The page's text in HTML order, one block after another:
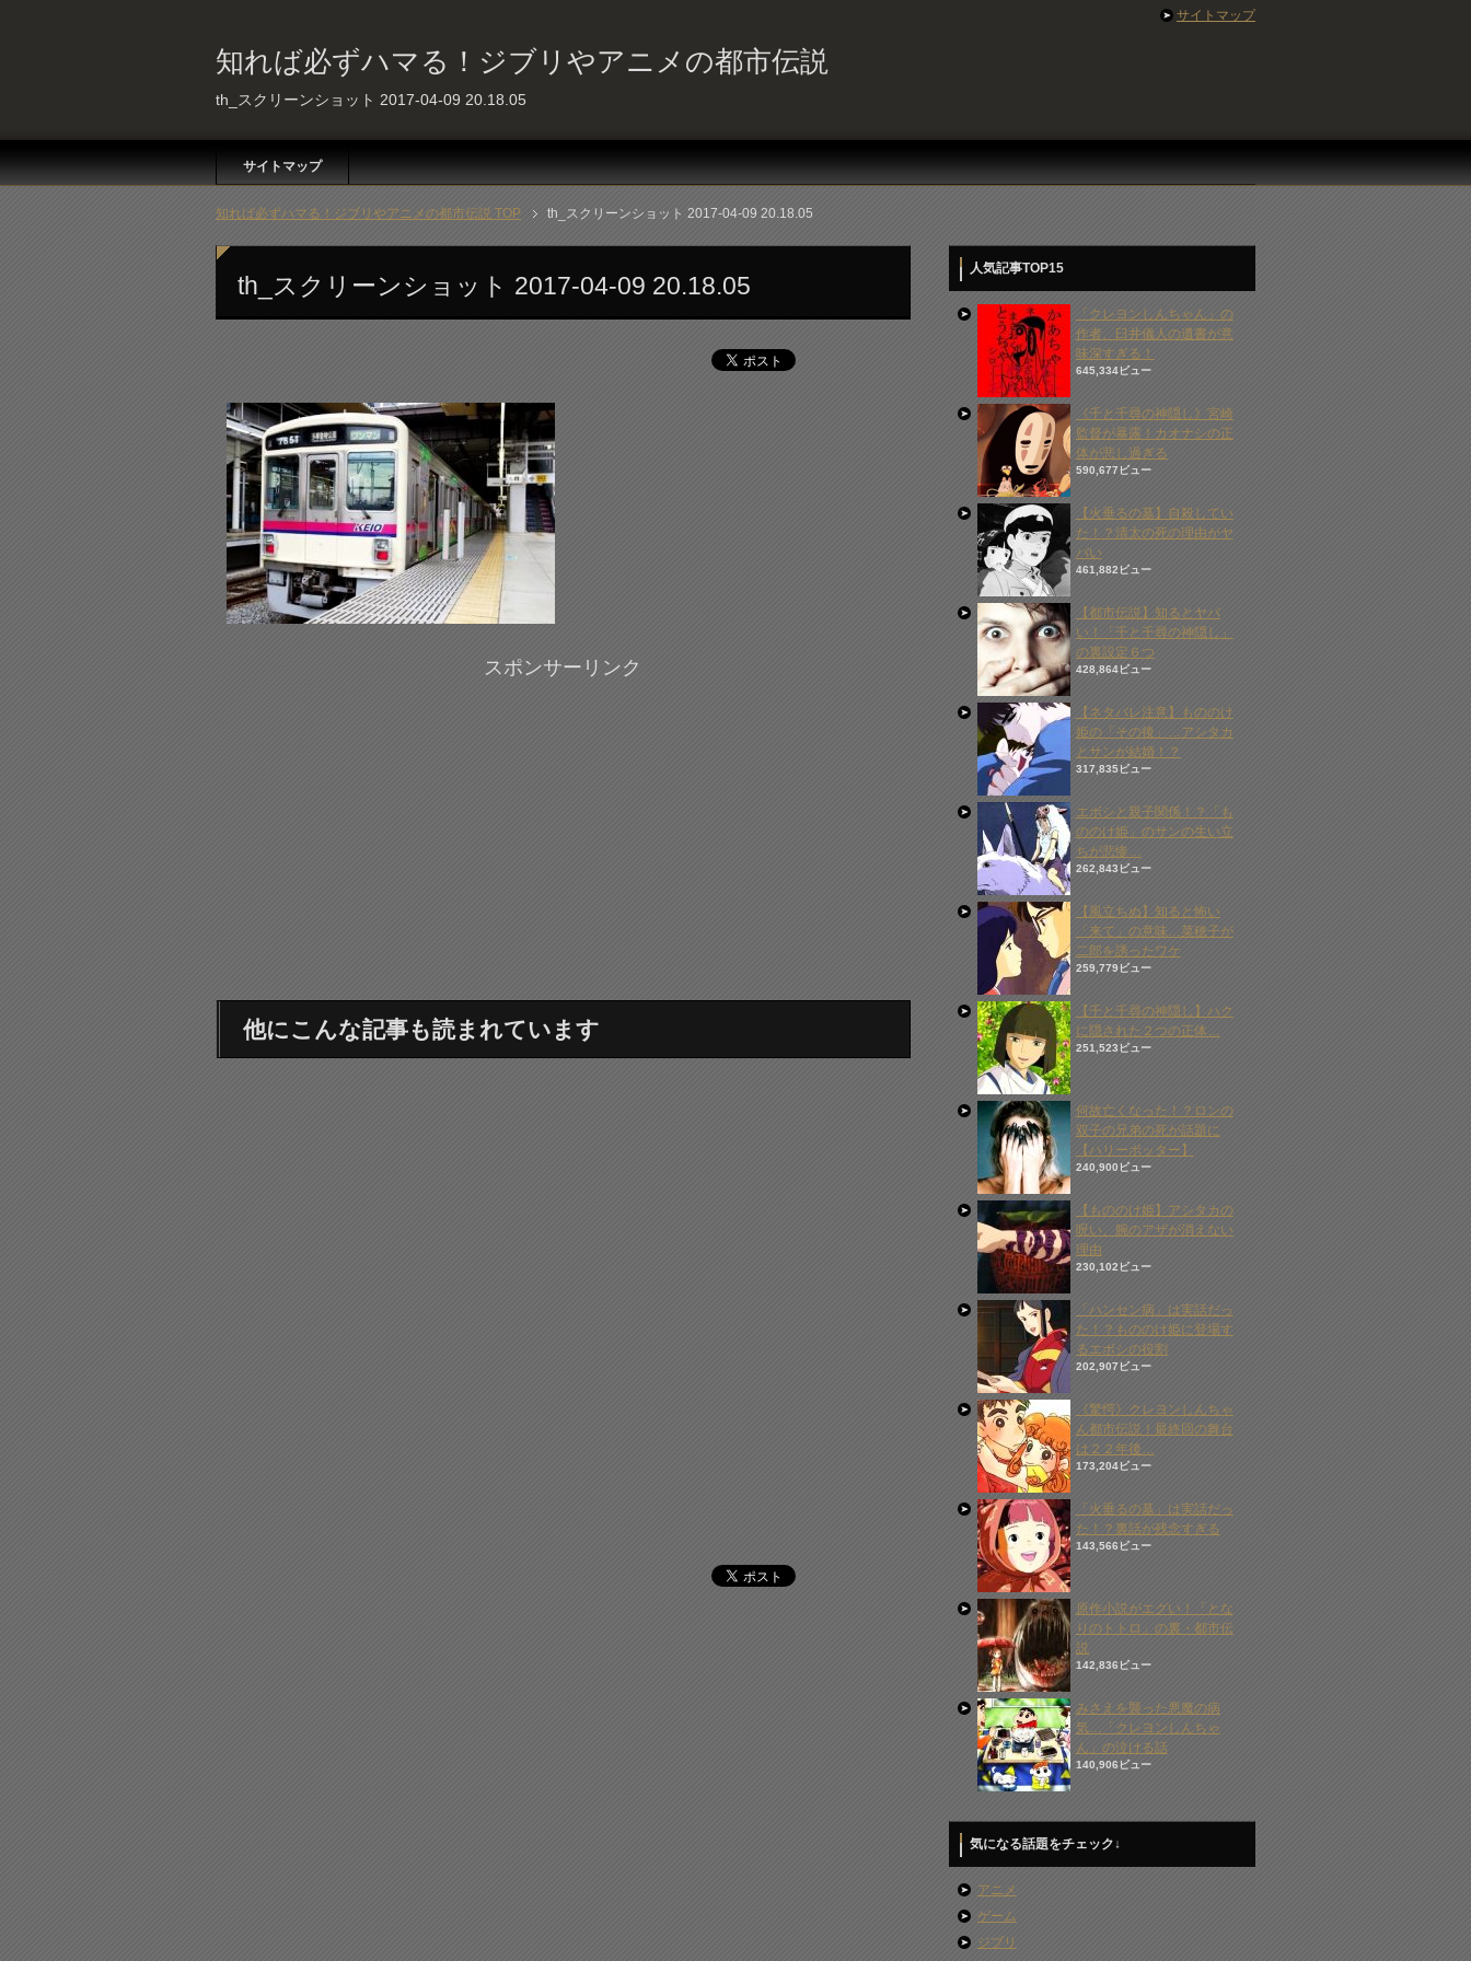
知れば必ずハマる！ジブリやアニメの都市伝説
th_スクリーンショット 2017-04-09 20.18.05
サイトマップ
知れば必ずハマる！ジブリやアニメの都市伝説 TOP th_スクリーンショット 2017-04-09 20.18.05
th_スクリーンショット 2017-04-09 20.18.05
スポンサーリンク
他にこんな記事も読まれています
人気記事TOP15
「クレヨンしんちゃん」の
作者、臼井儀人の遺書が意
味深すぎる！
645,334ビュー
《千と千尋の神隠し》宮崎
監督が暴露！カオナシの正
体が悲し過ぎる
590,677ビュー
【火垂るの墓】自殺してい
た！？清太の死の理由がヤ
バい
461,882ビュー
【都市伝説】知るとヤバ
い！「千と千尋の神隠し」
の裏設定６つ
428,864ビュー
【ネタバレ注意】もののけ
姫の「その後」…アシタカ
とサンが結婚！？
317,835ビュー
エボシと親子関係！？「も
ののけ姫」のサンの生い立
ちが悲惨…
262,843ビュー
【風立ちぬ】知ると怖い
「来て」の意味…菜穂子が
二郎を誘ったワケ
259,779ビュー
【千と千尋の神隠し】ハク
に隠された２つの正体…
251,523ビュー
何故亡くなった！？ロンの
双子の兄弟の死が話題に
【ハリーポッター】
240,900ビュー
【もののけ姫】アシタカの
呪い、腕のアザが消えない
理由
230,102ビュー
「ハンセン病」は実話だっ
た！？もののけ姫に登場す
るエボシの役割
202,907ビュー
《驚愕》クレヨンしんちゃ
ん都市伝説！最終回の舞台
は２２年後…
173,204ビュー
「火垂るの墓」は実話だっ
た！？裏話が残念すぎる
143,566ビュー
原作小説がエグい！「とな
りのトトロ」の裏・都市伝
説
142,836ビュー
みさえを襲った悪魔の病
気…「クレヨンしんちゃ
ん」の泣ける話
140,906ビュー
気になる話題をチェック↓
アニメ
ゲーム
ジブリ
サイトマップ